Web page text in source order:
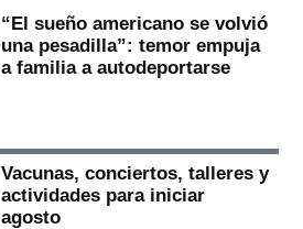
“El sueño americano se volvió
una pesadilla”: temor empuja
a familia a autodeportarse
Vacunas, conciertos, talleres y
actividades para iniciar
agosto